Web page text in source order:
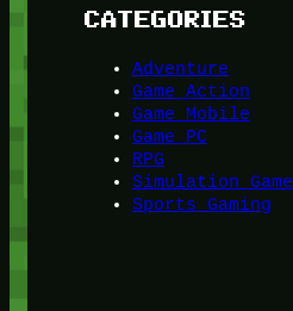
CATEGORIES
Adventure
Game Action
Game Mobile
Game PC
RPG
Simulation Game
Sports Gaming